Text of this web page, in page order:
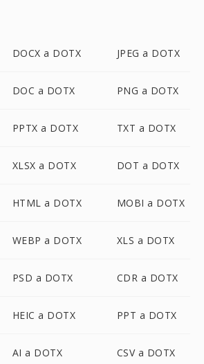
DOCX a DOTX JPEG a DOTX
DOC a DOTX PNG a DOTX
PPTX a DOTX TXT a DOTX
XLSX a DOTX DOT a DOTX
HTML a DOTX MOBI a DOTX
WEBP a DOTX XLS a DOTX
PSD a DOTX CDR a DOTX
HEIC a DOTX PPT a DOTX
AI a DOTX CSV a DOTX